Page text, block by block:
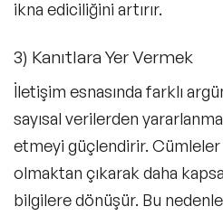
ikna ediciliğini artırır.
3) Kanıtlara Yer Vermek
İletişim esnasında farklı
sayısal verilerden
etmeyi güçlendirir.
olmaktan çıkarak daha
bilgilere dönüşür. Bu